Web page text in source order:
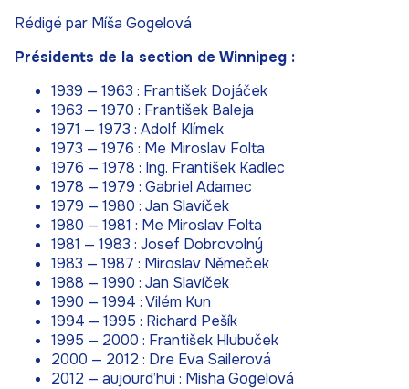
Rédigé par Míša Gogelová
Présidents de la section de Winnipeg :
1939 — 1963 : František Dojáček
1963 — 1970 : František Baleja
1971 — 1973 : Adolf Klímek
1973 — 1976 : Me Miroslav Folta
1976 — 1978 : Ing. František Kadlec
1978 — 1979 : Gabriel Adamec
1979 — 1980 : Jan Slavíček
1980 — 1981 : Me Miroslav Folta
1981 — 1983 : Josef Dobrovolný
1983 — 1987 : Miroslav Němeček
1988 — 1990 : Jan Slavíček
1990 — 1994 : Vilém Kun
1994 — 1995 : Richard Pešík
1995 — 2000 : František Hlubuček
2000 — 2012 : Dre Eva Sailerová
2012 — aujourd’hui : Misha Gogelová